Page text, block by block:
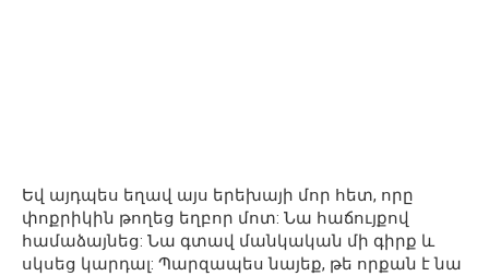
Եվ այդպես եղավ այս երեխայի մոր հետ, որը
փոքրիկին թողեց եղբոր մոտ: Նա հաճույքով
համաձայնեց: Նա գտավ մանկական մի գիրք և
սկսեց կարդալ: Պարզապես նայեք, թե որքան է նա